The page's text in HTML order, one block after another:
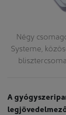
Négy
Systeme,
A